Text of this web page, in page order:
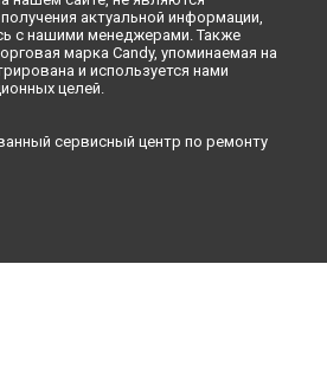
GC4 1072 D1/1-S Candy в
GC4 1072 D1/1-S Candy в
GC4 1072 D1/1-S Candy в
актуальной информации,
с нашими менеджерами. Также
марка Candy, упоминаемая на
и используется нами
целей.
сервисный центр по ремонту